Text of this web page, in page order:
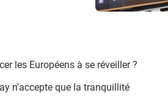
les Européens à se réveiller ?
n’accepte que la tranquillité